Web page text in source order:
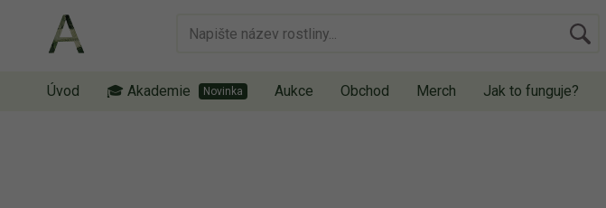
Úvod 🎓 Akademie Aukce Obchod Merch Jak to funguje?